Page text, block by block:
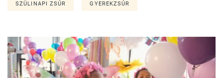
SZÜLINAPI ZSÚR GYEREKZSÚR